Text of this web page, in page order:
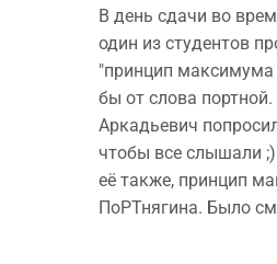
В день сдачи во
один из студентов
"принцип
бы от слова
Аркадьевич
чтобы все слышали
её также, принцип
ПоРТнягина. Было